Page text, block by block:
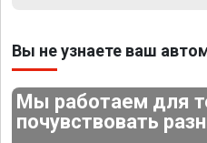
Вы не узнаете ваш
Мы работаем для
почувствовать